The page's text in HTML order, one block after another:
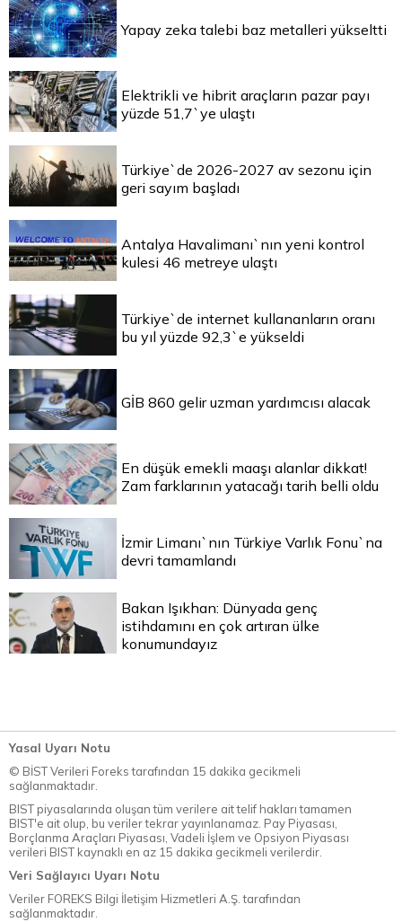
Yapay zeka talebi baz metalleri yükseltti
Elektrikli ve hibrit araçların pazar payı
yüzde 51,7`ye ulaştı
Türkiye`de 2026-2027 av sezonu için
geri sayım başladı
Antalya Havalimanı`nın yeni kontrol
kulesi 46 metreye ulaştı
Türkiye`de internet kullananların oranı
bu yıl yüzde 92,3`e yükseldi
GİB 860 gelir uzman yardımcısı alacak
En düşük emekli maaşı alanlar dikkat!
Zam farklarının yatacağı tarih belli oldu
İzmir Limanı`nın Türkiye Varlık Fonu`na
devri tamamlandı
Bakan Işıkhan: Dünyada genç
istihdamını en çok artıran ülke
konumundayız
Yasal Uyarı Notu
© BİST Verileri Foreks tarafından 15 dakika gecikmeli
sağlanmaktadır.
BIST piyasalarında oluşan tüm verilere ait telif hakları tamamen
BIST'e ait olup, bu veriler tekrar yayınlanamaz. Pay Piyasası,
Borçlanma Araçları Piyasası, Vadeli İşlem ve Opsiyon Piyasası
verileri BIST kaynaklı en az 15 dakika gecikmeli verilerdir.
Veri Sağlayıcı Uyarı Notu
Veriler FOREKS Bilgi İletişim Hizmetleri A.Ş. tarafından
sağlanmaktadır.